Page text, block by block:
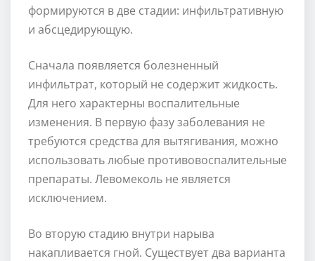
формируются в две стадии: инфильтративную
и абсцедирующую.
Сначала появляется болезненный
инфильтрат, который не содержит жидкость.
Для него характерны воспалительные
изменения. В первую фазу заболевания не
требуются средства для вытягивания, можно
использовать любые противовоспалительные
препараты. Левомеколь не является
исключением.
Во вторую стадию внутри нарыва
накапливается гной. Существует два варианта